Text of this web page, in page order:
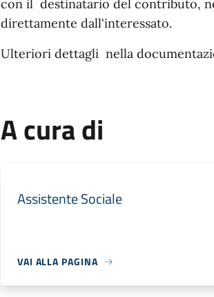
con il destinatario del contributo,
direttamente dall'interessato.
Ulteriori dettagli nella
A cura di
Assistente Sociale
VAI ALLA PAGINA